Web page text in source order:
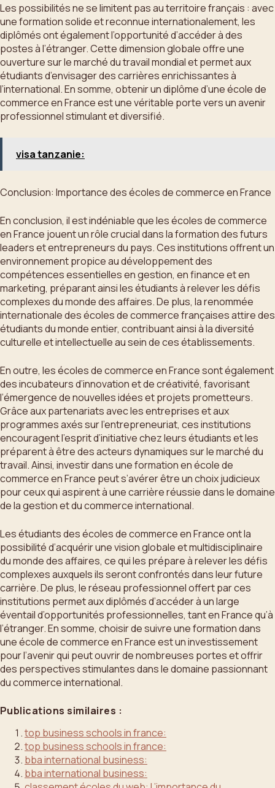
Les possibilités ne se limitent pas au territoire français : avec
une formation solide et reconnue internationalement, les
diplômés ont également l’opportunité d’accéder à des
postes à l’étranger. Cette dimension globale offre une
ouverture sur le marché du travail mondial et permet aux
étudiants d’envisager des carrières enrichissantes à
l’international. En somme, obtenir un diplôme d’une école de
commerce en France est une véritable porte vers un avenir
professionnel stimulant et diversifié.
visa tanzanie:
Conclusion: Importance des écoles de commerce en France
En conclusion, il est indéniable que les écoles de commerce
en France jouent un rôle crucial dans la formation des futurs
leaders et entrepreneurs du pays. Ces institutions offrent un
environnement propice au développement des
compétences essentielles en gestion, en finance et en
marketing, préparant ainsi les étudiants à relever les défis
complexes du monde des affaires. De plus, la renommée
internationale des écoles de commerce françaises attire des
étudiants du monde entier, contribuant ainsi à la diversité
culturelle et intellectuelle au sein de ces établissements.
En outre, les écoles de commerce en France sont également
des incubateurs d’innovation et de créativité, favorisant
l’émergence de nouvelles idées et projets prometteurs.
Grâce aux partenariats avec les entreprises et aux
programmes axés sur l’entrepreneuriat, ces institutions
encouragent l’esprit d’initiative chez leurs étudiants et les
préparent à être des acteurs dynamiques sur le marché du
travail. Ainsi, investir dans une formation en école de
commerce en France peut s’avérer être un choix judicieux
pour ceux qui aspirent à une carrière réussie dans le domaine
de la gestion et du commerce international.
Les étudiants des écoles de commerce en France ont la
possibilité d’acquérir une vision globale et multidisciplinaire
du monde des affaires, ce qui les prépare à relever les défis
complexes auxquels ils seront confrontés dans leur future
carrière. De plus, le réseau professionnel offert par ces
institutions permet aux diplômés d’accéder à un large
éventail d’opportunités professionnelles, tant en France qu’à
l’étranger. En somme, choisir de suivre une formation dans
une école de commerce en France est un investissement
pour l’avenir qui peut ouvrir de nombreuses portes et offrir
des perspectives stimulantes dans le domaine passionnant
du commerce international.
Publications similaires :
top business schools in france:
top business schools in france:
bba international business:
bba international business: